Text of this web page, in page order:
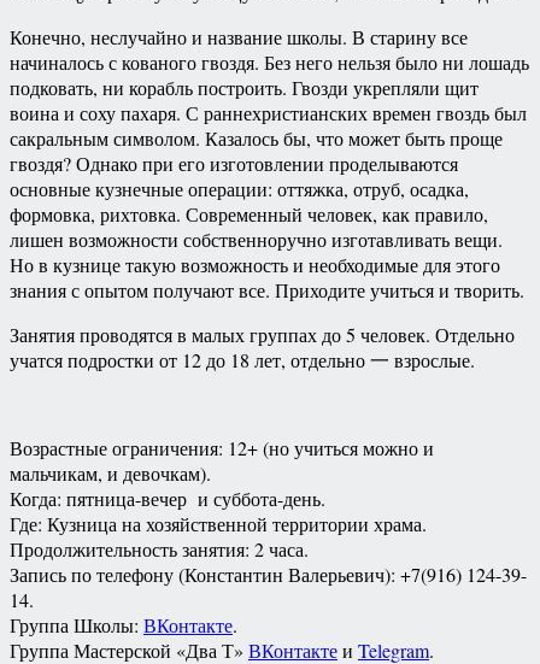
Конечно, неслучайно и название школы. В старину все
начиналось с кованого гвоздя. Без него нельзя было ни лошадь
подковать, ни корабль построить. Гвозди укрепляли щит
воина и соху пахаря. С раннехристианских времен гвоздь был
сакральным символом. Казалось бы, что может быть проще
гвоздя? Однако при его изготовлении проделываются
основные кузнечные операции: оттяжка, отруб, осадка,
формовка, рихтовка. Современный человек, как правило,
лишен возможности собственноручно изготавливать вещи.
Но в кузнице такую возможность и необходимые для этого
знания с опытом получают все. Приходите учиться и творить.
Занятия проводятся в малых группах до 5 человек. Отдельно
учатся подростки от 12 до 18 лет, отдельно一 взрослые.
Возрастные ограничения: 12+ (но учиться можно и
мальчикам, и девочкам).
Когда: пятница-вечер и суббота-день.
Где: Кузница на хозяйственной территории храма.
Продолжительность занятия: 2 часа.
Запись по телефону (Константин Валерьевич): +7(916) 124-39-
14.
Группа Школы: ВКонтакте.
Группа Мастерской «Два Т» ВКонтактеи Telegram.